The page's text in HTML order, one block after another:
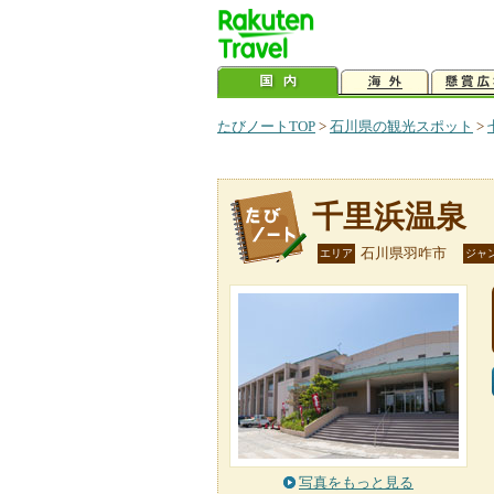
たびノートTOP > 石川県の観光スポット >
千里浜温泉
エリア 石川県羽咋市 ジャ
写真をもっと見る